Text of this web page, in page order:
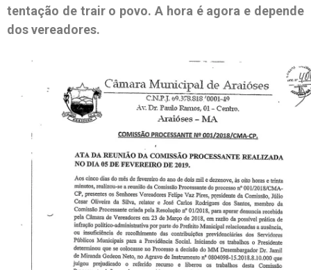
tentação de trair o povo. A hora é agora e depende
dos vereadores.